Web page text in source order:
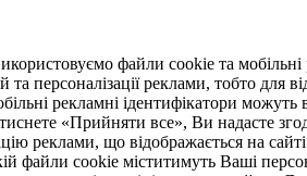
файли cookie та мобільні
персоналізації реклами, тобто для
рекламні ідентифікатори можуть
«Прийняти все», Ви надасте
реклами, що відображається на
файли cookie міститимуть Ваші